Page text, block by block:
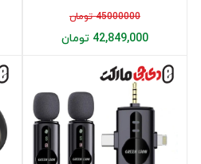
45000000 تومان
42,849,000 تومان